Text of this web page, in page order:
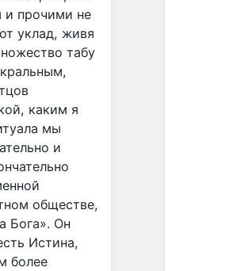
и прочими не
уклад, живя
табу
каким я
мы
и
обществе,
Бога». Он
Истина,
более